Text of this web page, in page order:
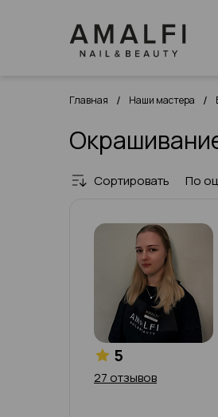
Главная / Наши мастера /
Сортировать По
5
27 отзывов